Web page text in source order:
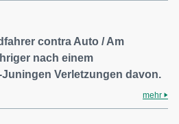
contra Auto / Am
nach einem
Verletzungen davon.
mehr